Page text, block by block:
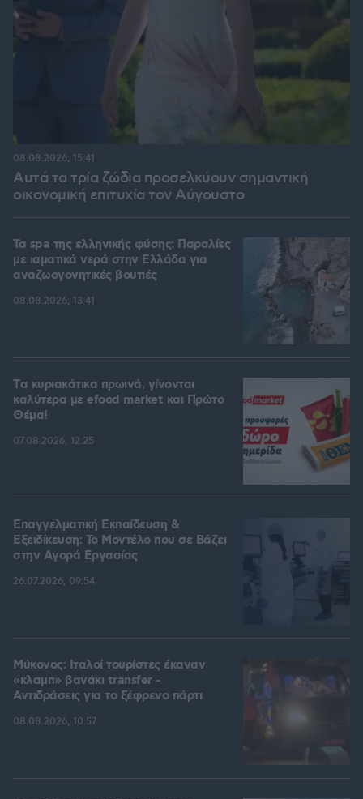
Αυτά τα τρία ζώδια προσελκύουν σημαντική
οικονομική επιτυχία τον Αύγουστο
08.08.2026, 15:41
Τα spa της ελληνικής φύσης: Παραλίες
με ιαματικά νερά στην Ελλάδα για
αναζωογονητικές βουτιές
08.08.2026, 13:41
Tα κυριακάτικα πρωινά, γίνονται
καλύτερα με efood market και Πρώτο
Θέμα!
07.08.2026, 12:25
Επαγγελματική Εκπαίδευση &
Εξειδίκευση: Το Mοντέλο που σε Bάζει
στην Aγορά Eργασίας
26.07.2026, 09:54
Μύκονος: Ιταλοί τουρίστες έκαναν
«κλαμπ» βανάκι transfer -
Αντιδράσεις για το ξέφρενο πάρτι
08.08.2026, 10:57